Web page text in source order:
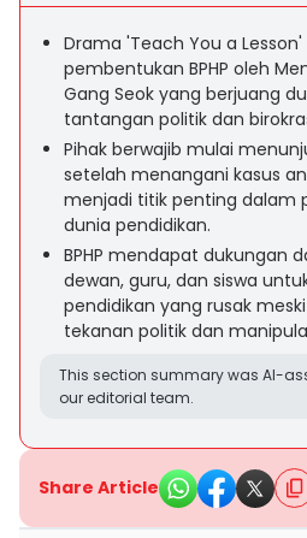
Drama 'Teach You a
pembentukan BPHP oleh
Gang Seok yang berjuang
tantangan politik dan
Pihak berwajib mulai
setelah menangani kasus
menjadi titik penting dalam
dunia pendidikan.
BPHP mendapat dukungan
dewan, guru, dan siswa
pendidikan yang rusak
tekanan politik dan
This section summary was AI-
our editorial team.
Share Article